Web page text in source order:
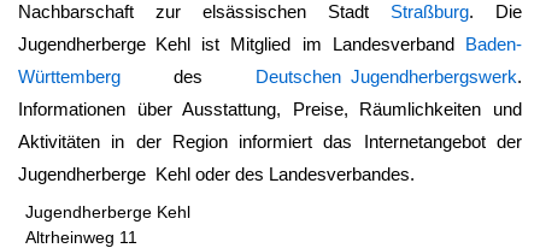
Nachbarschaft zur elsässischen Stadt Straßburg. Die
Jugendherberge Kehl ist Mitglied im Landesverband Baden-
Württemberg des Deutschen Jugendherbergswerk.
Informationen über Ausstattung, Preise, Räumlichkeiten und
Aktivitäten in der Region informiert das Internetangebot der
Jugendherberge Kehl oder des Landesverbandes.
Jugendherberge Kehl
Altrheinweg 11